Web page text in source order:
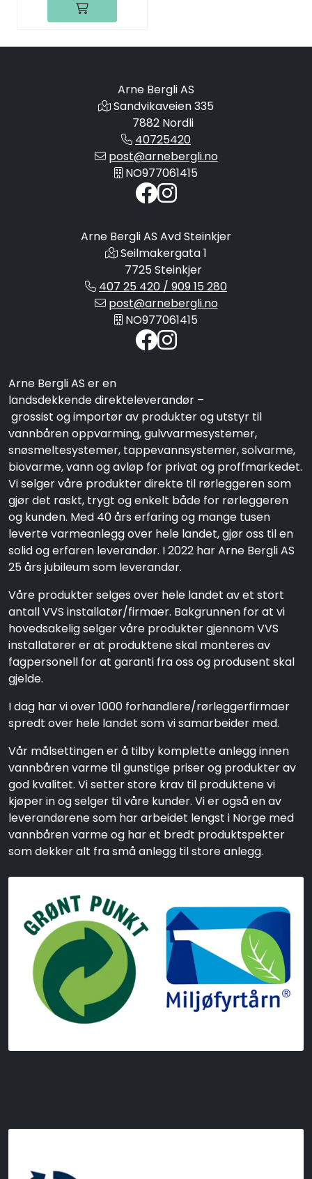
Arne Bergli AS
Sandvikaveien 335
7882 Nordli
40725420
post@arnebergli.no
NO977061415
Arne Bergli AS Avd Steinkjer
Seilmakergata 1
7725 Steinkjer
407 25 420 / 909 15 280
post@arnebergli.no
NO977061415
Arne Bergli AS er en
landsdekkende direkteleverandør –
grossist og importør av produkter og utstyr til
vannbåren oppvarming, gulvvarmesystemer,
snøsmeltesystemer, tappevannsystemer, solvarme,
biovarme, vann og avløp for privat og proffmarkedet.
Vi selger våre produkter direkte til rørleggeren som
gjør det raskt, trygt og enkelt både for rørleggeren
og kunden. Med 40 års erfaring og mange tusen
leverte varmeanlegg over hele landet, gjør oss til en
solid og erfaren leverandør. I 2022 har Arne Bergli AS
25 års jubileum som leverandør.
Våre produkter selges over hele landet av et stort
antall VVS installatør/firmaer. Bakgrunnen for at vi
hovedsakelig selger våre produkter gjennom VVS
installatører er at produktene skal monteres av
fagpersonell for at garanti fra oss og produsent skal
gjelde.
I dag har vi over 1000 forhandlere/rørleggerfirmaer
spredt over hele landet som vi samarbeider med.
Vår målsettingen er å tilby komplette anlegg innen
vannbåren varme til gunstige priser og produkter av
god kvalitet. Vi setter store krav til produktene vi
kjøper in og selger til våre kunder. Vi er også en av
leverandørene som har arbeidet lengst i Norge med
vannbåren varme og har et bredt produktspekter
som dekker alt fra små anlegg til store anlegg.